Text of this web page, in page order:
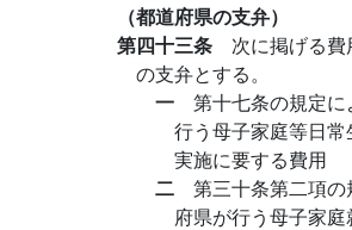
（都道府県の支弁）
第四十三条 次に掲げる
の支弁とする。
一 第十七条の規定
行う母子家庭等日
実施に要する費用
二 第三十条第二項
府県が行う母子家